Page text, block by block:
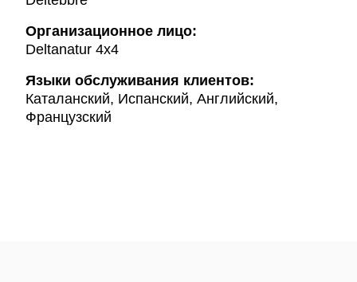
Организационное лицо:
Deltanatur 4x4
Языки обслуживания клиентов:
Каталанский, Испанский, Английский,
Французский